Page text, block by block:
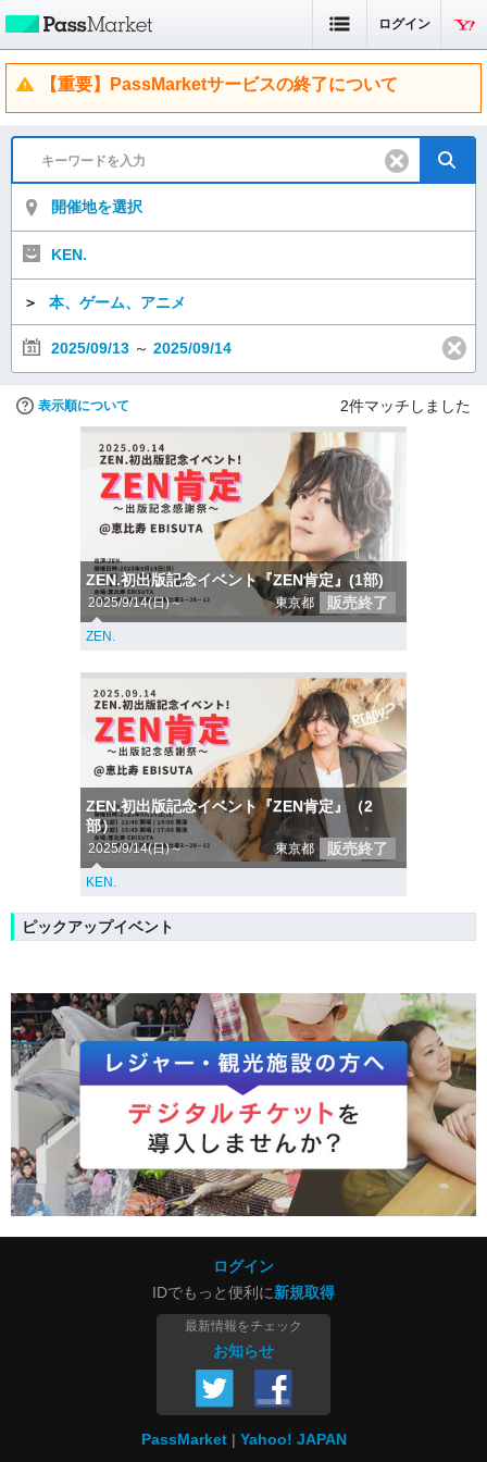
ログイン
【重要】PassMarketサービスの終了について
開催地を選択
KEN.
＞ 本、ゲーム、アニメ
2025/09/13 ～ 2025/09/14
表示順について 2件マッチしました
ZEN.初出版記念イベント『ZEN肯定』(1部)
2025/9/14(日)～ 東京都 販売終了
ZEN.
ZEN.初出版記念イベント『ZEN肯定』（2
部）
2025/9/14(日)～ 東京都 販売終了
KEN.
ピックアップイベント
ログイン
IDでもっと便利に新規取得
最新情報をチェック
お知らせ
PassMarket Yahoo! JAPAN